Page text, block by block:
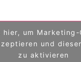
hier, um Marketing-
und
zu aktivieren